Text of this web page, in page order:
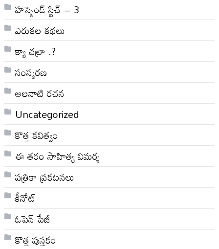
హస్బెండ్ స్టిచ్ – 3
ఎరుకల కథలు
క్యా చల్రా .?
సంస్మరణ
అలనాటి రచన
Uncategorized
కొత్త కవిత్వం
ఈ తరం సాహిత్య విమర్శ
పత్రికా ప్రకటనలు
కీనోట్
ఓపెన్ పేజీ
కొత్త పుస్తకం